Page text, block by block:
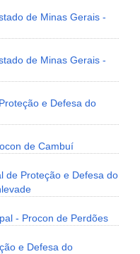
de Minas Gerais -
de Minas Gerais -
e Defesa do
de Cambuí
de Proteção e Defesa do
- Procon de Perdões
e Defesa do